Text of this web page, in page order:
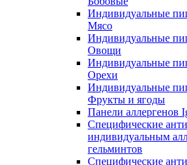
Индивидуальные
Мясо
Индивидуальные
Овощи
Индивидуальные
Орехи
Индивидуальные
Фрукты и ягоды
Панели аллергенов
Специфические
индивидуальным
гельминтов
Специфические